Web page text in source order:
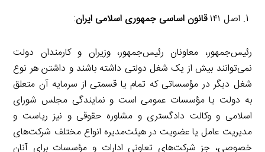
اصل ۱۴۱
قانون اساسی جمهوری اسلامی ایران:
رئیس‌جمهور، معاونان رئیس‌جمهور، وزیران و کارمندان دولت
نمی‌توانند بیش از یک شغل دولتی داشته باشند و داشتن هر نوع
شغل دیگر در مؤسساتی که تمام یا قسمتی از سرمایه آن متعلق
به دولت یا مؤسسات عمومی است و نمایندگی مجلس شورای
اسلامی و وکالت دادگستری و مشاوره حقوقی و نیز ریاست و
مدیریت عامل یا عضویت در هیئت‌مدیره انواع مختلف شرکت‌های
خصوصی، جز شرکت‌های تعاونی ادارات و مؤسسات برای آنان